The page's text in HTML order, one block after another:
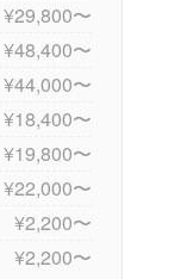
¥29,800〜
¥48,400〜
¥44,000〜
¥18,400〜
¥19,800〜
¥22,000〜
¥2,200〜
¥2,200〜